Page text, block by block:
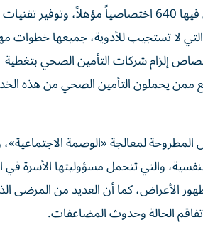
وجود 143 منشأة للصحة النفسية في إمارة أبوظبي، من بينها 13 مركزاً متخصصاً، يعمل فيها 640 اختصاصياً مؤهلاً، وتوفير تقنيات
لا تستجيب للأدوية، جميعها خطوات
إلزام شركات التأمين الصحي بتغطية
ممن يحملون التأمين الصحي من هذه
لمعالجة «الوصمة
والتي تتحمل مسؤوليتها الأسرة في
الأعراض، كما أن العديد من المرضى
الحالة وحدوث المضاعفات.